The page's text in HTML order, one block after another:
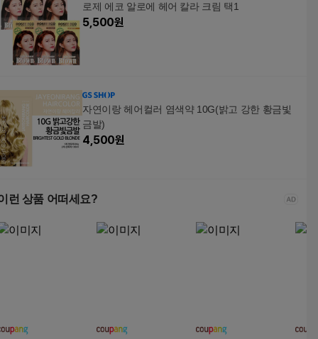
로제 에코 알로에 헤어 칼라 크림 택1
5,500원
자연이랑 헤어컬러 염색약 10G(밝고 강한 황금빛
금발)
4,500원
런 상품 어떠세요?